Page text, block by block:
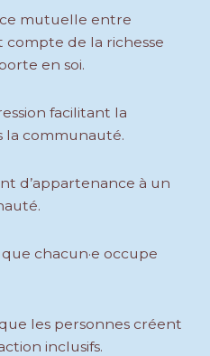
mutuelle entre
compte de la richesse
en soi.
facilitant la
la communauté.
d’appartenance à un
chacun·e occupe
les personnes créent
inclusifs.